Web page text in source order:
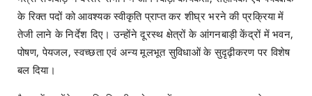
के रिक्त पदों को आवश्यक स्वीकृति प्राप्त कर शीघ्र भरने की प्रक्रिया में
तेजी लाने के निर्देश दिए। उन्होंने दूरस्थ क्षेत्रों के आंगनबाड़ी केंद्रों में भवन,
पोषण, पेयजल, स्वच्छता एवं अन्य मूलभूत सुविधाओं के सुदृढ़ीकरण पर विशेष
बल दिया।